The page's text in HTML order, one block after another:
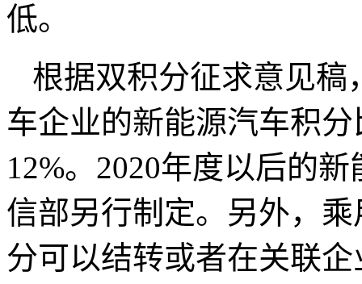
低。
根据双积分征求意见稿
车企业的新能源汽车积
12%。2020年度以后的
信部另行制定。另外，
分可以结转或者在关联